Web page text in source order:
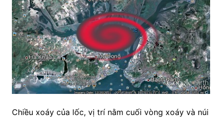
Chiều xoáy của lốc, vị trí nằm cuối vòng xoáy và núi